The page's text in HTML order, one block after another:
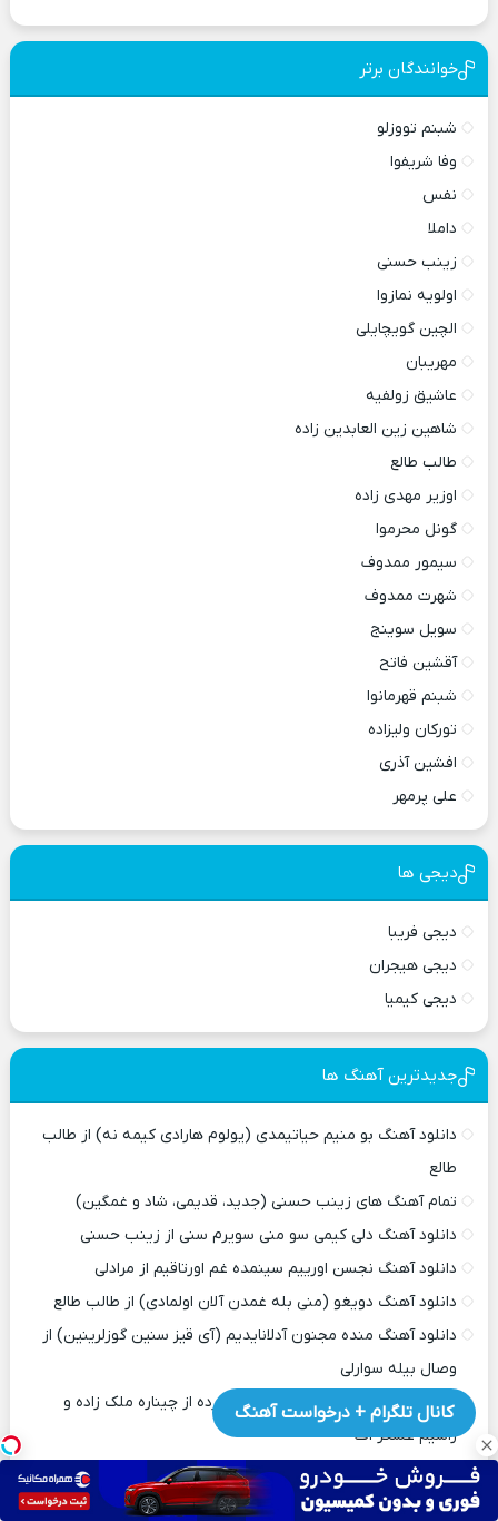
خوانندگان برتر
شبنم تووزلو
وفا شریفوا
نفس
داملا
زینب حسنی
اولویه نمازوا
الچین گویچایلی
مهریبان
عاشیق زولفیه
شاهین زین العابدین زاده
طالب طالع
اوزیر مهدی زاده
گونل محرموا
سیمور ممدوف
شهرت ممدوف
سویل سوینج
آقشین فاتح
شبنم قهرمانوا
تورکان ولیزاده
افشین آذری
علی پرمهر
دیجی ها
دیجی فریبا
دیجی هیجران
دیجی کیمیا
جدیدترین آهنگ ها
دانلود آهنگ بو منیم حیاتیمدی (یولوم هارادی کیمه نه) از طالب
طالع
تمام آهنگ های زینب حسنی (جدید، قدیمی، شاد و غمگین)
دانلود آهنگ دلی کیمی سو منی سویرم سنی از زینب حسنی
دانلود آهنگ نجسن اورییم سینمده غم اورتاقیم از مرادلی
دانلود آهنگ دویغو (منی بله غمدن آلان اولمادی) از طالب طالع
دانلود آهنگ منده مجنون آدلانایدیم (آی قیز سنین گوزلرینین) از
وصال بیله سوارلی
دانلود آهنگ بو حکایه گزجک چوخ دیلرده از چیناره ملک زاده و
راسیم عسگر اف
دانلود آهنگ شهناز (شهنازلی قیزلارین چوخ نازی وار) از لیندا بابازاده
دانلود آهنگ یامان سوملی (باخیشلار جان آلان یامان سوملی) از
کانال تلگرام + درخواست آهنگ